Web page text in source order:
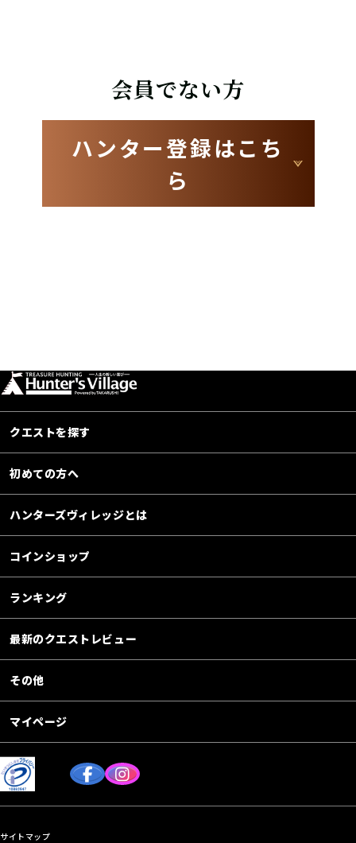
会員でない方
ハンター登録はこち
ら
クエストを探す
初めての方へ
ハンターズヴィレッジとは
コインショップ
ランキング
最新のクエストレビュー
その他
マイページ
サイトマップ